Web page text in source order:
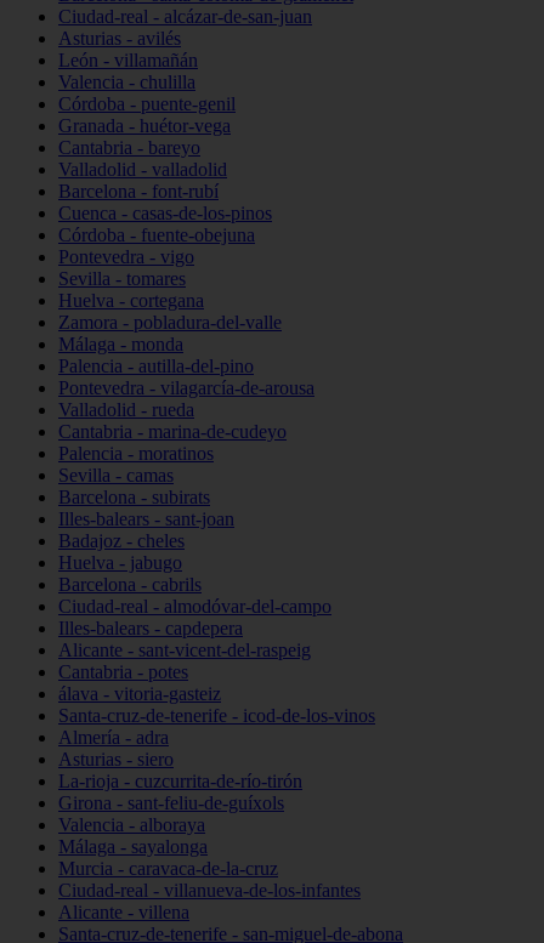
Ciudad-real - alcázar-de-san-juan
Asturias - avilés
León - villamañán
Valencia - chulilla
Córdoba - puente-genil
Granada - huétor-vega
Cantabria - bareyo
Valladolid - valladolid
Barcelona - font-rubí
Cuenca - casas-de-los-pinos
Córdoba - fuente-obejuna
Pontevedra - vigo
Sevilla - tomares
Huelva - cortegana
Zamora - pobladura-del-valle
Málaga - monda
Palencia - autilla-del-pino
Pontevedra - vilagarcía-de-arousa
Valladolid - rueda
Cantabria - marina-de-cudeyo
Palencia - moratinos
Sevilla - camas
Barcelona - subirats
Illes-balears - sant-joan
Badajoz - cheles
Huelva - jabugo
Barcelona - cabrils
Ciudad-real - almodóvar-del-campo
Illes-balears - capdepera
Alicante - sant-vicent-del-raspeig
Cantabria - potes
álava - vitoria-gasteiz
Santa-cruz-de-tenerife - icod-de-los-vinos
Almería - adra
Asturias - siero
La-rioja - cuzcurrita-de-río-tirón
Girona - sant-feliu-de-guíxols
Valencia - alboraya
Málaga - sayalonga
Murcia - caravaca-de-la-cruz
Ciudad-real - villanueva-de-los-infantes
Alicante - villena
Santa-cruz-de-tenerife - san-miguel-de-abona